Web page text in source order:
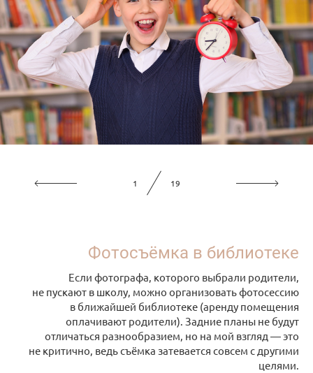
Фотосъёмка в библиотеке
Если фотографа, которого выбрали родители,
не пускают в школу, можно организовать фотосессию
в ближайшей библиотеке (аренду помещения
оплачивают родители). Задние планы не будут
отличаться разнообразием, но на мой взгляд — это
не критично, ведь съёмка затевается совсем с другими
целями.
1 19